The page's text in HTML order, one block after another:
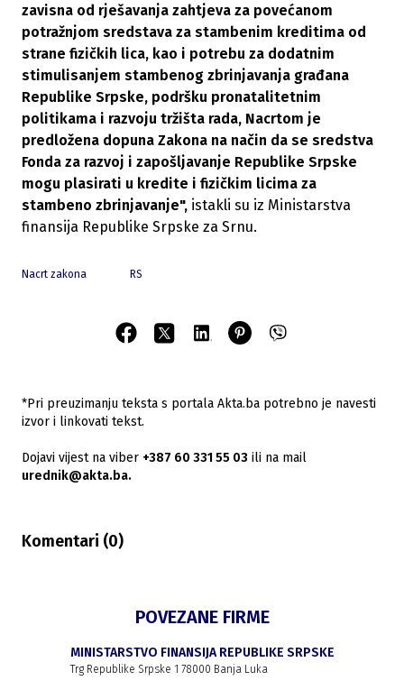
zavisna od rješavanja zahtjeva za povećanom
potražnjom sredstava za stambenim kreditima od
strane fizičkih lica, kao i potrebu za dodatnim
stimulisanjem stambenog zbrinjavanja građana
Republike Srpske, podršku pronatalitetnim
politikama i razvoju tržišta rada, Nacrtom je
predložena dopuna Zakona na način da se sredstva
Fonda za razvoj i zapošljavanje Republike Srpske
mogu plasirati u kredite i fizičkim licima za
stambeno zbrinjavanje", istakli su iz Ministarstva
finansija Republike Srpske za Srnu.
Nacrt zakona RS
*Pri preuzimanju teksta s portala Akta.ba potrebno je navesti
izvor i linkovati tekst.
Dojavi vijest na viber +387 60 331 55 03 ili na mail
urednik@akta.ba.
Komentari (0)
POVEZANE FIRME
MINISTARSTVO FINANSIJA REPUBLIKE SRPSKE
Trg Republike Srpske 1 78000 Banja Luka